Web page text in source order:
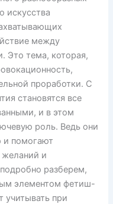
искусства
между
Это тема, которая,
проработки. С
становятся все
и в этом
роль. Ведь они
и помогают
желаний и
разберем,
элементом фетиш-
учитывать при